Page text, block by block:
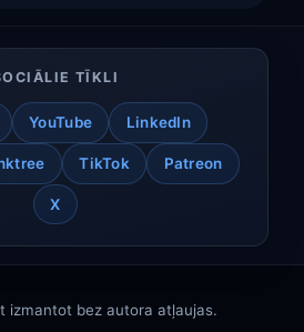
TĪKLI
YouTube LinkedIn
TikTok Patreon
X
izmantot bez autora atļaujas.